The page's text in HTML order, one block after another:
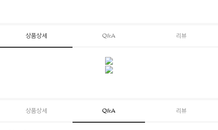
상품상세 Q&A 리뷰
상품상세 Q&A 리뷰